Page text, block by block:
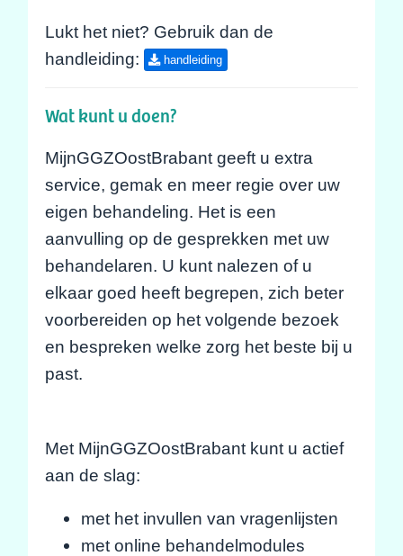
Lukt het niet? Gebruik dan de
handleiding:
handleiding
Wat kunt u doen?
MijnGGZOostBrabant geeft u extra
service, gemak en meer regie over uw
eigen behandeling. Het is een
aanvulling op de gesprekken met uw
behandelaren. U kunt nalezen of u
elkaar goed heeft begrepen, zich beter
voorbereiden op het volgende bezoek
en bespreken welke zorg het beste bij u
past.
Met MijnGGZOostBrabant kunt u actief
aan de slag:
met het invullen van vragenlijsten
met online behandelmodules